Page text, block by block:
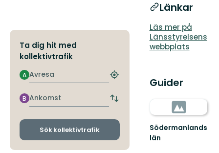
Ta dig hit med
kollektivtrafik
Avresa
A
Hitta
hållplats
Ankomst
B
Byt
och
ankomsthållplatser
Sök kollektivtrafik
Länkar
Läs mer på
Länsstyrelsens
webbplats
Guider
Södermanlands
län